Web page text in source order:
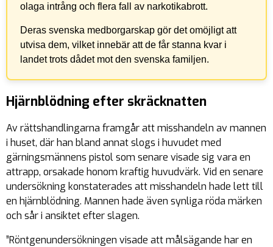
olaga intrång och flera fall av narkotikabrott.
Deras svenska medborgarskap gör det omöjligt att
utvisa dem, vilket innebär att de får stanna kvar i
landet trots dådet mot den svenska familjen.
Hjärnblödning efter skräcknatten
Av rättshandlingarna framgår att misshandeln av mannen
i huset, där han bland annat slogs i huvudet med
gärningsmännens pistol som senare visade sig vara en
attrapp, orsakade honom kraftig huvudvärk. Vid en senare
undersökning konstaterades att misshandeln hade lett till
en hjärnblödning. Mannen hade även synliga röda märken
och sår i ansiktet efter slagen.
”Röntgenundersökningen visade att målsägande har en